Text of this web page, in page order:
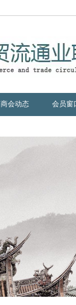
商会动态 会员窗